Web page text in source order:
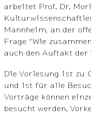
arbeitet Prof. Dr.
Mannheim, an der
Frage “Wie
auch den Auftakt
Die Vorlesung ist zu
und ist für alle
Vorträge können
besucht werden.